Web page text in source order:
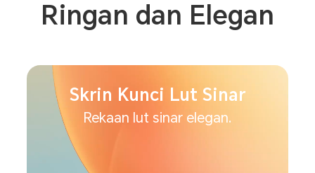
Ringan dan Elegan
Skrin Kunci Lut Sinar
Rekaan lut sinar elegan.